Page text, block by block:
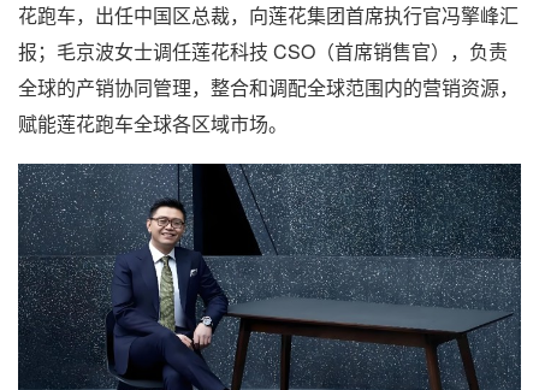
花跑车，出任中国区总裁，向莲花集团首席执行官冯擎峰汇
报；毛京波女士调任莲花科技 CSO（首席销售官），负责
全球的产销协同管理，整合和调配全球范围内的营销资源，
赋能莲花跑车全球各区域市场。